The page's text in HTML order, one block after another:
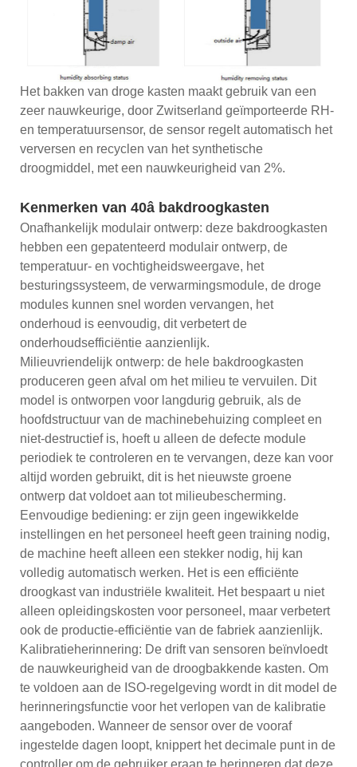
Het bakken van droge kasten maakt gebruik van een
zeer nauwkeurige, door Zwitserland geïmporteerde RH-
en temperatuursensor, de sensor regelt automatisch het
verversen en recyclen van het synthetische
droogmiddel, met een nauwkeurigheid van 2%.
Kenmerken van 40â bakdroogkasten
Onafhankelijk modulair ontwerp: deze bakdroogkasten
hebben een gepatenteerd modulair ontwerp, de
temperatuur- en vochtigheidsweergave, het
besturingssysteem, de verwarmingsmodule, de droge
modules kunnen snel worden vervangen, het
onderhoud is eenvoudig, dit verbetert de
onderhoudsefficiëntie aanzienlijk.
Milieuvriendelijk ontwerp: de hele bakdroogkasten
produceren geen afval om het milieu te vervuilen. Dit
model is ontworpen voor langdurig gebruik, als de
hoofdstructuur van de machinebehuizing compleet en
niet-destructief is, hoeft u alleen de defecte module
periodiek te controleren en te vervangen, deze kan voor
altijd worden gebruikt, dit is het nieuwste groene
ontwerp dat voldoet aan tot milieubescherming.
Eenvoudige bediening: er zijn geen ingewikkelde
instellingen en het personeel heeft geen training nodig,
de machine heeft alleen een stekker nodig, hij kan
volledig automatisch werken. Het is een efficiënte
droogkast van industriële kwaliteit. Het bespaart u niet
alleen opleidingskosten voor personeel, maar verbetert
ook de productie-efficiëntie van de fabriek aanzienlijk.
Kalibratieherinnering: De drift van sensoren beïnvloedt
de nauwkeurigheid van de droogbakkende kasten. Om
te voldoen aan de ISO-regelgeving wordt in dit model de
herinneringsfunctie voor het verlopen van de kalibratie
aangeboden. Wanneer de sensor over de vooraf
ingestelde dagen loopt, knippert het decimale punt in de
controller om de gebruiker eraan te herinneren dat deze